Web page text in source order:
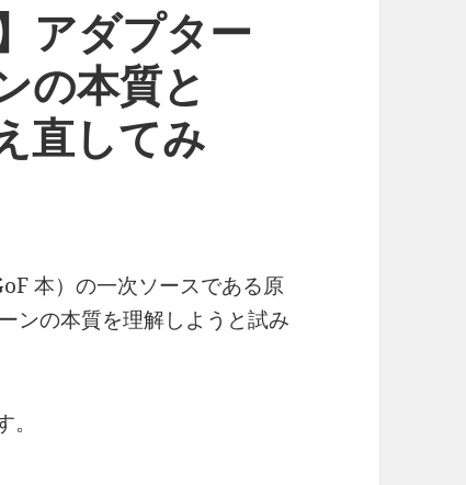
アダプター
の本質と
直してみ
本）の一次ソースである原
ンの本質を理解しようと試み